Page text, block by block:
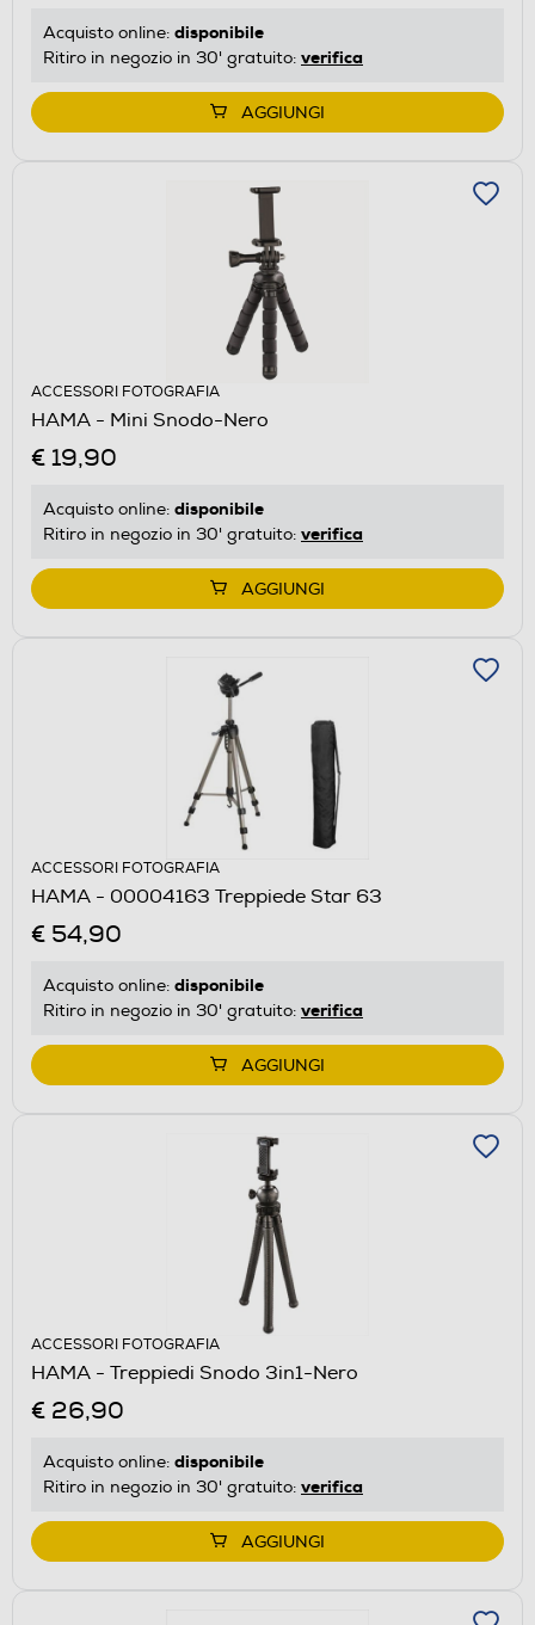
Acquisto online: disponibile
Ritiro in negozio in 30' gratuito: verifica
AGGIUNGI
ACCESSORI FOTOGRAFIA
HAMA - Mini Snodo-Nero
€ 19,90
Acquisto online: disponibile
Ritiro in negozio in 30' gratuito: verifica
AGGIUNGI
ACCESSORI FOTOGRAFIA
HAMA - 00004163 Treppiede Star 63
€ 54,90
Acquisto online: disponibile
Ritiro in negozio in 30' gratuito: verifica
AGGIUNGI
ACCESSORI FOTOGRAFIA
HAMA - Treppiedi Snodo 3in1-Nero
€ 26,90
Acquisto online: disponibile
Ritiro in negozio in 30' gratuito: verifica
AGGIUNGI